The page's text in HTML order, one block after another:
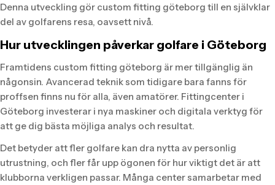
Denna utveckling gör custom fitting göteborg till en självklar
del av golfarens resa, oavsett nivå.
Hur utvecklingen påverkar golfare i Göteborg
Framtidens custom fitting göteborg är mer tillgänglig än
någonsin. Avancerad teknik som tidigare bara fanns för
proffsen finns nu för alla, även amatörer. Fittingcenter i
Göteborg investerar i nya maskiner och digitala verktyg för
att ge dig bästa möjliga analys och resultat.
Det betyder att fler golfare kan dra nytta av personlig
utrustning, och fler får upp ögonen för hur viktigt det är att
klubborna verkligen passar. Många center samarbetar med